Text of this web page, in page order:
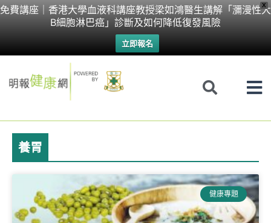
X
免費講座｜香港大學血液科講座教授梁如鴻醫生講解「瀰漫性大
B細胞淋巴癌」診斷及如何降低復發風險
立即報名
Skip
養胃
健康專題